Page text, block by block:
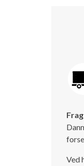
Ved